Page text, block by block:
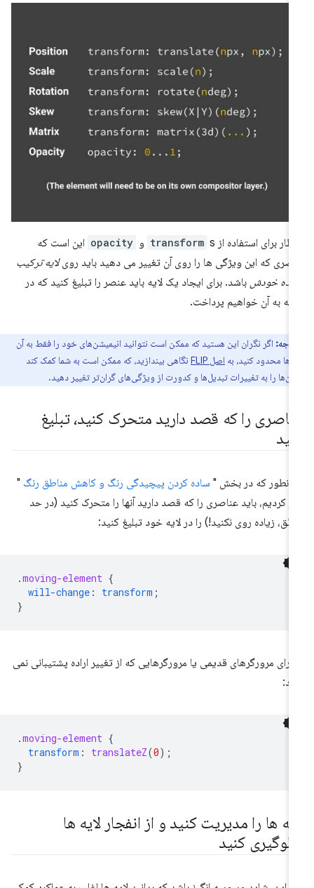
برای استفاده از transform s و opacity این است که
که این ویژگی ها را روی آن تغییر می دهید باید روی لایه ترکیب
خودشباشد. برای ایجاد یک لایه باید عنصر را تبلیغ کنید که در
به آن خواهیم پرداخت.
اگر نگران این هستید که ممکن است نتوانید انیمیشن‌های خود را فقط به آن
محدود کنید، بهاصل FLIP
نگاهی بیندازید، که ممکن است به شما کمک کند
را به تغییرات تبدیل‌ها و کدورت از ویژگی‌های گران‌تر تغییر دهید.
را که قصد دارید متحرک کنید، تبلیغ
که در بخش "ساده کردن پیچیدگی رنگ و کاهش مناطق رنگ "
کردیم، باید عناصری را که قصد دارید آنها را متحرک کنید (در حد
زیاده روی نکنید!) را در لایه خود تبلیغ کنید:
.moving-element
will-change: transform
برای مرورگرهای قدیمی یا مرورگرهایی که از تغییر اراده پشتیبانی نمی
.moving-element
transform: translateZ (
ها را مدیریت کنید و از انفجار لایه ها
کنید